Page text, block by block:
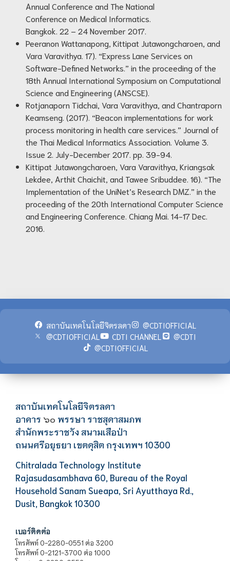
Annual Conference and The National
Conference on Medical Informatics.
Bangkok. 22 – 24 November 2017.
Peeranon Wattanapong, Kittipat Jutawongcharoen, and
Vara Varavithya. 17). “Express Lane Services on
Software-Defined Networks.” in the proceeding of the
18th Annual International Symposium on Computational
Science and Engineering (ANSCSE).
Rotjanaporn Tidchai, Vara Varavithya, and Chantraporn
Keamseng. (2017). “Beacon implementations for work
process monitoring in health care services.” Journal of
the Thai Medical Informatics Association. Volume 3.
Issue 2. July-December 2017. pp. 39-94.
Kittipat Jutawongcharoen, Vara Varavithya, Kriangsak
Lekdee, Arthit Chaichit, and Tawee Sribuddee. 16). “The
Implementation of the UniNet’s Research DMZ.” in the
proceeding of the 20th International Computer Science
and Engineering Conference. Chiang Mai. 14-17 Dec.
2016.
สถาบันเทคโนโลยีจิตรลดา
@CDTIOFFICIAL
@CDTIOFFICIAL
CDTI CHANNEL
@CDTI
@CDTIOFFICIAL
สถาบันเทคโนโลยีจิตรลดา
อาคาร ๖๐ พรรษา ราชสุดาสมภพ
สำนักพระราชวัง สนามเสือป่า
ถนนศรีอยุธยา เขตดุสิต กรุงเทพฯ 10300
Chitralada Technology Institute
Rajasudasambhava 60, Bureau of the Royal
Household Sanam Sueapa, Sri Ayutthaya Rd.,
Dusit, Bangkok 10300
เบอร์ติดต่อ
โทรศัพท์ 0-2280-0551 ต่อ 3200
โทรศัพท์ 0-2121-3700 ต่อ 1000